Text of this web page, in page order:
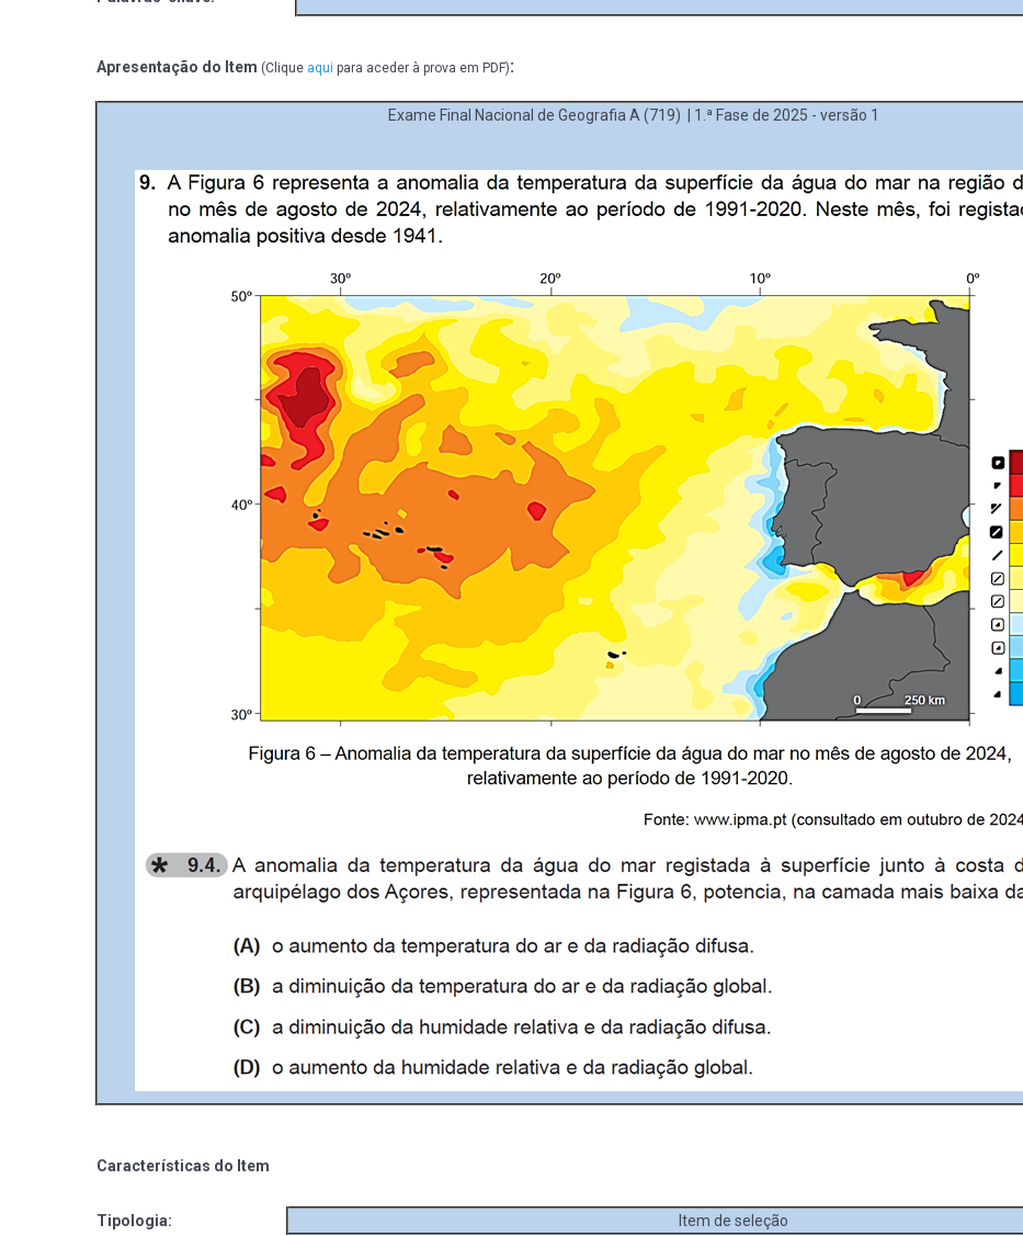
Apresentação do Item (Clique aqui para aceder à prova em PDF):
Exame Final Nacional de Geografia A (719) | 1.ª Fase de 2025 - versão 1
Características do Item
Tipologia: Item de seleção